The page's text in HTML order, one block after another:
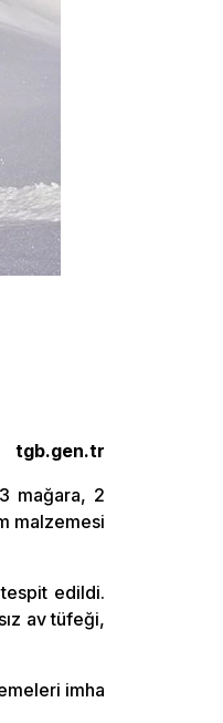
tgb.gen.tr
mağara, 2
malzemesi
tespit edildi.
av tüfeği,
imha